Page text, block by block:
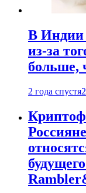
В Индии
из-за
больше,
2 года спустя